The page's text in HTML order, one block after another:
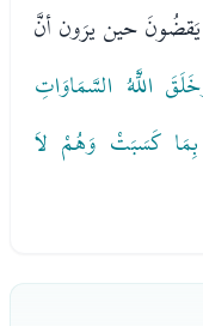
حين يرَون أنَّ
اللَّهُ السَّمَاوَاتِ
كَسَبَتْ وَهُمْ لاَ